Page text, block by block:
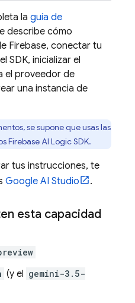
la guía de
describe cómo
Firebase, conectar tu
SDK, inicializar el
el proveedor de
una instancia de
se supone que usas las
Firebase AI LogicSDK.
tus instrucciones, te
Google AI Studio .
esta capacidad
(y el gemini-3.5-